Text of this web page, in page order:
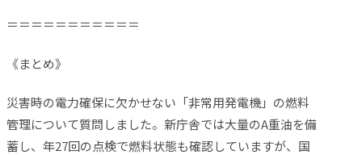
＝＝＝＝＝＝＝＝＝＝＝
《まとめ》
災害時の電力確保に欠かせない「非常用発電機」の燃料
管理について質問しました。新庁舎では大量のA重油を備
蓄し、年27回の点検で燃料状態も確認していますが、国